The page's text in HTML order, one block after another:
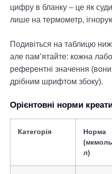
цифру в бланку – це як
лише на термометр,
Подивіться на таблицю
але пам’ятайте: кожна
референтні значення
дрібним шрифтом збоку).
Орієнтовні норми
Категорія
Норма
л)